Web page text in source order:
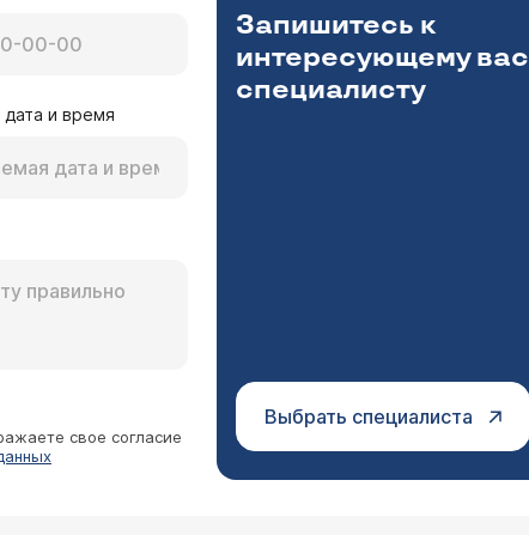
и время
свое согласие
Запишитесь к
интересующему вас
специалисту
Выбрать специалиста